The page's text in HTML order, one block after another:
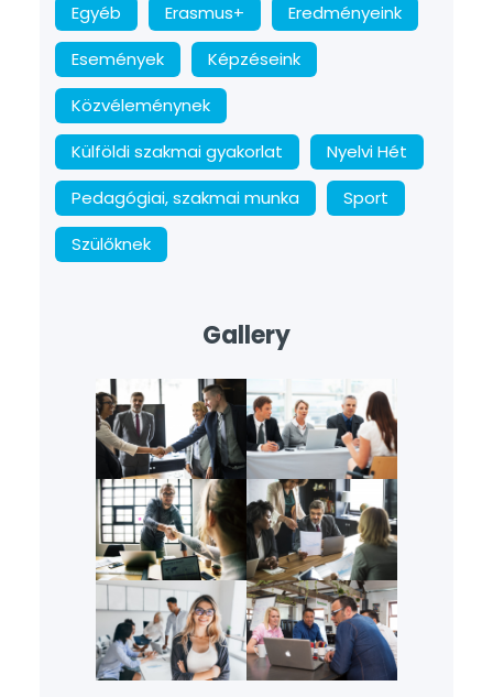
Egyéb
Erasmus+
Eredményeink
Események
Képzéseink
Közvéleménynek
Külföldi szakmai gyakorlat
Nyelvi Hét
Pedagógiai, szakmai munka
Sport
Szülőknek
Gallery